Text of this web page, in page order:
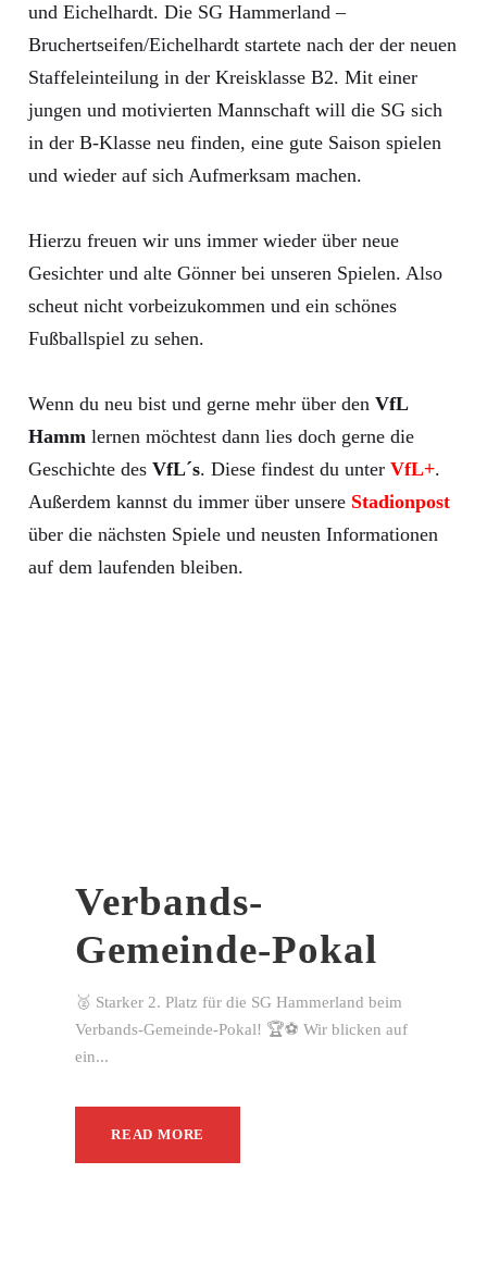
und Eichelhardt. Die SG Hammerland –
Bruchertseifen/Eichelhardt startete nach der der neuen
Staffeleinteilung in der Kreisklasse B2. Mit einer
jungen und motivierten Mannschaft will die SG sich
in der B-Klasse neu finden, eine gute Saison spielen
und wieder auf sich Aufmerksam machen.
Hierzu freuen wir uns immer wieder über neue
Gesichter und alte Gönner bei unseren Spielen. Also
scheut nicht vorbeizukommen und ein schönes
Fußballspiel zu sehen.
Wenn du neu bist und gerne mehr über den VfL
Hamm lernen möchtest dann lies doch gerne die
Geschichte des VfL´s. Diese findest du unter VfL+.
Außerdem kannst du immer über unsere Stadionpost
über die nächsten Spiele und neusten Informationen
auf dem laufenden bleiben.
Verbands-
Gemeinde-Pokal
🥈 Starker 2. Platz für die SG Hammerland beim
Verbands-Gemeinde-Pokal! 🏆⚽ Wir blicken auf
ein...
READ MORE